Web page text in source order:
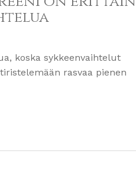
koska sykkeenvaihtelut
rasvaa pienen